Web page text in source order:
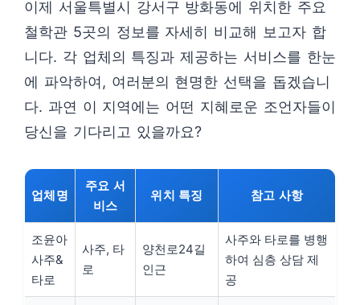
이제 서울특별시 강서구 방화동에 위치한 주요
철학관 5곳의 정보를 자세히 비교해 보고자 합
니다. 각 업체의 특징과 제공하는 서비스를 한눈
에 파악하여, 여러분의 현명한 선택을 돕겠습니
다. 과연 이 지역에는 어떤 지혜로운 조언자들이
당신을 기다리고 있을까요?
업체명
주요 서
비스
위치 특징 참고 사항
조윤아
사주&
타로
사주, 타
로
양천로24길
인근
사주와 타로를 병행
하여 심층 상담 제
공